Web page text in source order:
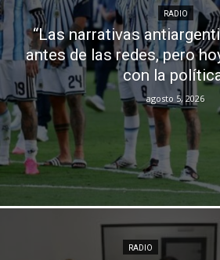
RADIO
“Las narrativas
antes de las redes, pero
con la
agosto 5, 2026
RADIO